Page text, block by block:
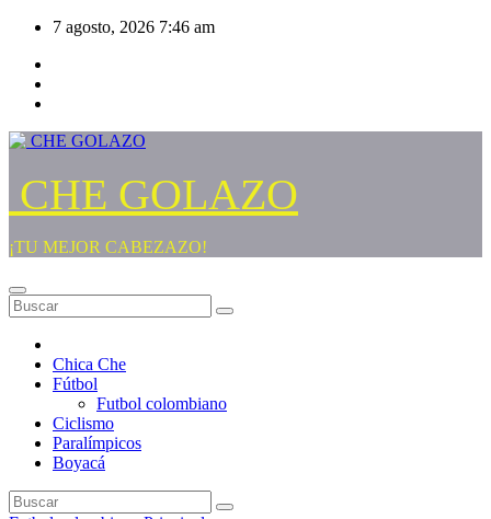
Saltar
contenido
7 agosto, 2026 7:46 am
CHE GOLAZO
¡TU MEJOR CABEZAZO!
Chica Che
Fútbol
Futbol colombiano
Ciclismo
Paralímpicos
Boyacá